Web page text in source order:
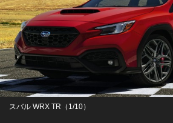
スバル WRX TR（1/10）